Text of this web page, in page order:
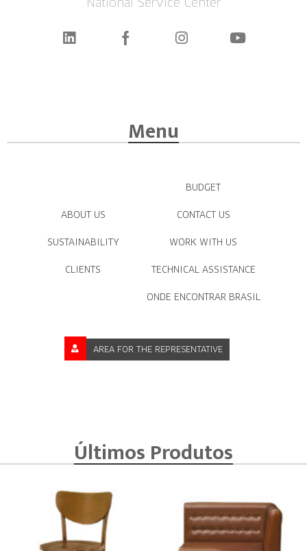
Menu
ABOUT US
SUSTAINABILITY
CLIENTS
BUDGET
CONTACT US
WORK WITH US
TECHNICAL ASSISTANCE
ONDE ENCONTRAR BRASIL
AREA FOR THE REPRESENTATIVE
Últimos Produtos